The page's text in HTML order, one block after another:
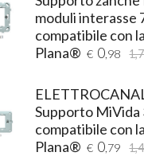
moduli interasse
compatibile con
Plana® € 0 ,98
Supporto MiVida
compatibile con
Plana® € 0 ,79